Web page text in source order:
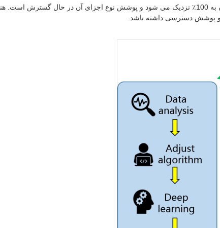
این فرآیند بهبود مستمر تضمین می کند که دقت شمارش در طول زمان به 100٪ نزدیک می شود و پوشش نوع اجزای
و پوشش دسترسی داشته باشد.